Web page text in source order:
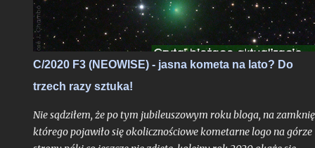
nieskończonych czeluściach Internetu otrzymaliście pierwszy,
niepozorny wpis, dający początek temu blogowi. Z punktu
widzenia cyklu życia gwiazd ciągu głównego jak właśnie
bohater tutejszych wpisów oddalony od nas o 8 minut
- to praktycznie niezauważalne mrugnięcie oka. Ale w realiach
cyfrowych?
C/2020 F3 (NEOWISE) - jasna kometa na lato? Do
trzech razy sztuka!
Nie sądziłem, że po tym jubileuszowym roku bloga, na
którego pojawiło się okolicznościowe kometarne logo na górze